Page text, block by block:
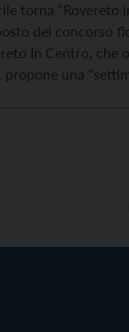
torna “Rovereto
del concorso
In Centro, che
propone una